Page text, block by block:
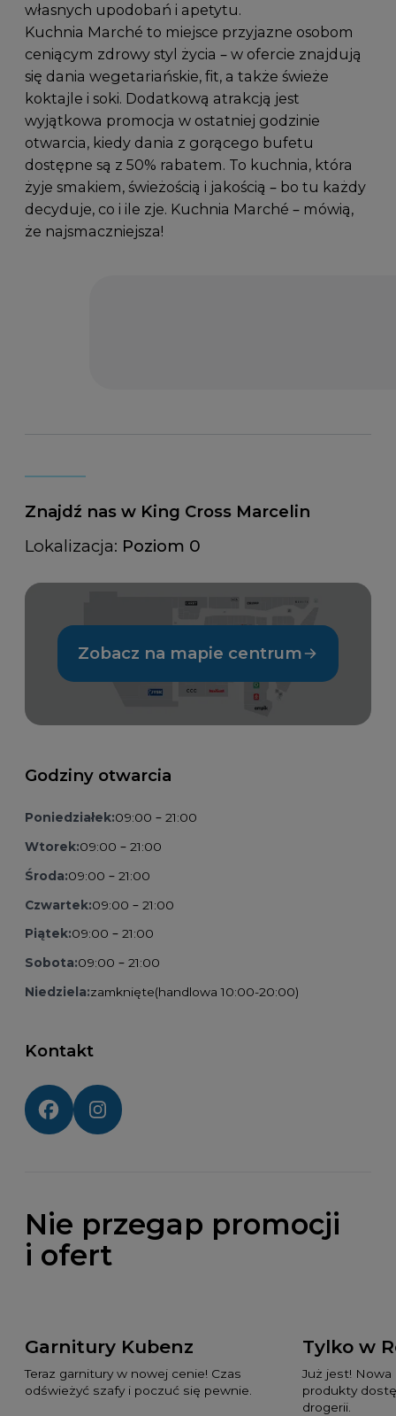
własnych upodobań i apetytu.
Kuchnia Marché to miejsce przyjazne osobom
ceniącym zdrowy styl życia – w ofercie znajdują
się dania wegetariańskie, fit, a także świeże
koktajle i soki. Dodatkową atrakcją jest
wyjątkowa promocja w ostatniej godzinie
otwarcia, kiedy dania z gorącego bufetu
dostępne są z 50% rabatem. To kuchnia, która
żyje smakiem, świeżością i jakością – bo tu każdy
decyduje, co i ile zje. Kuchnia Marché – mówią,
że najsmaczniejsza!
Znajdź nas w King Cross Marcelin
Lokalizacja: Poziom 0
Zobacz na mapie centrum
Godziny otwarcia
Poniedziałek:09:00 – 21:00
Wtorek:09:00 – 21:00
Środa:09:00 – 21:00
Czwartek:09:00 – 21:00
Piątek:09:00 – 21:00
Sobota:09:00 – 21:00
Niedziela:zamknięte(handlowa 10:00-20:00)
Kontakt
Social media:
Nie przegap promocji
i ofert
Garnitury Kubenz
Teraz garnitury w nowej cenie! Czas
odświeżyć szafy i poczuć się pewnie.
Tylko w
Już jest!
produkty
drogerii.